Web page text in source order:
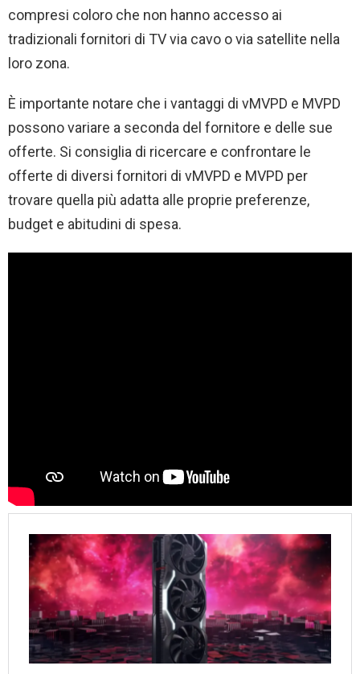
compresi coloro che non hanno accesso ai
tradizionali fornitori di TV via cavo o via satellite nella
loro zona.
È importante notare che i vantaggi di vMVPD e MVPD
possono variare a seconda del fornitore e delle sue
offerte. Si consiglia di ricercare e confrontare le
offerte di diversi fornitori di vMVPD e MVPD per
trovare quella più adatta alle proprie preferenze,
budget e abitudini di spesa.